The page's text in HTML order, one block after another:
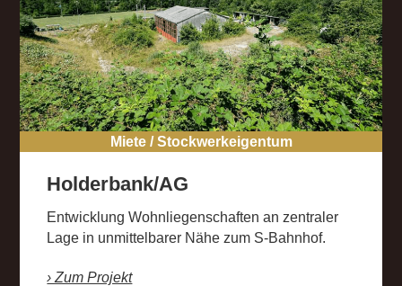
Miete / Stockwerkeigentum
Holderbank/AG
Entwicklung Wohnliegenschaften an zentraler
Lage in unmittelbarer Nähe zum S-Bahnhof.
› Zum Projekt